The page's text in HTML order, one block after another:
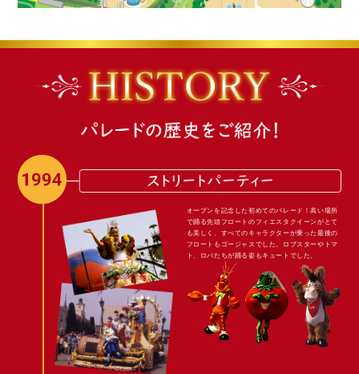
オープンを記念した初めてのパレード！高い場所
で踊る先頭フロートのフィエスタクイーンがとて
も美しく、すべてのキャラクターが乗った最後の
フロートもゴージャスでした。ロブスターやトマ
ト、ロバたちが踊る姿もキュートでした。